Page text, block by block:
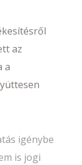
az
a
igénybe
is jogi